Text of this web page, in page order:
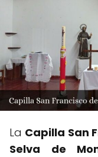
La Capilla San
Selva de